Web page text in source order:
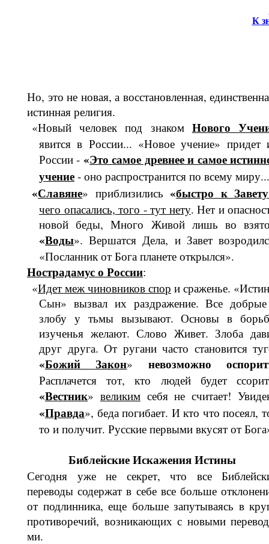
К
Но, это не новая, а восстановленная,
истинная религия.
«Новый человек под знаком Нового
явится в России... «Новое уче­ние» придет
России - «Это самое древнее и самое
учение - оно распространится по всему
«Славяне» приблизились «быстро к Завету
чего опасались, того - тут нету. Нет и
новой беды, Много Живой лишь во
«Во­ды». Вершатся Дела, и Завет
«Посланник от Бога планете открылся».
Нострадамус о России:
«Идет меж чиновников спор и сраже­нье.
Сын» вызвал их раздра­жение. Все
злобу у тьмы вы­зывают. Основы в
изученья же­лают. Слово Живет. Злоба
друг друга. От ругани часто становится
«Божий Закон» невозможно
Расплачется тот, кто людей будет
«Вестник» великимсебя не считает!
«Правда», беда погибает. И кто что посеял,
то и получит. Русские первыми вкусят от
Библейские Искажения Истины
Сегодня уже не секрет, что все
переводы содержат в себе все больше
от подлинника, еще больше запутываясь в
противоре­чий, возникающих с новыми
ми.